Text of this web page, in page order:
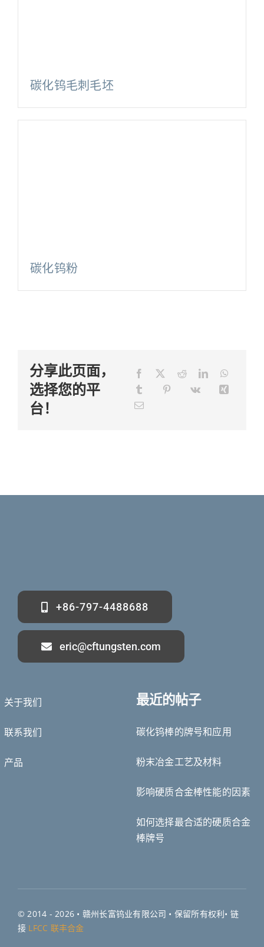
碳化钨毛刺毛坯
碳化钨粉
分享此页面，
选择您的平
台！
+86-797-4488688
eric@cftungsten.com
关于我们
联系我们
产品
最近的帖子
碳化钨棒的牌号和应用
粉末冶金工艺及材料
影响硬质合金棒性能的因素
如何选择最合适的硬质合金
棒牌号
© 2014 - 2026 • 赣州长富钨业有限公司 • 保留所有权利• 链
接 LFCC 联丰合金
Русский
Tiếng Việt
Türkçe
ไทย
Português do Brasil